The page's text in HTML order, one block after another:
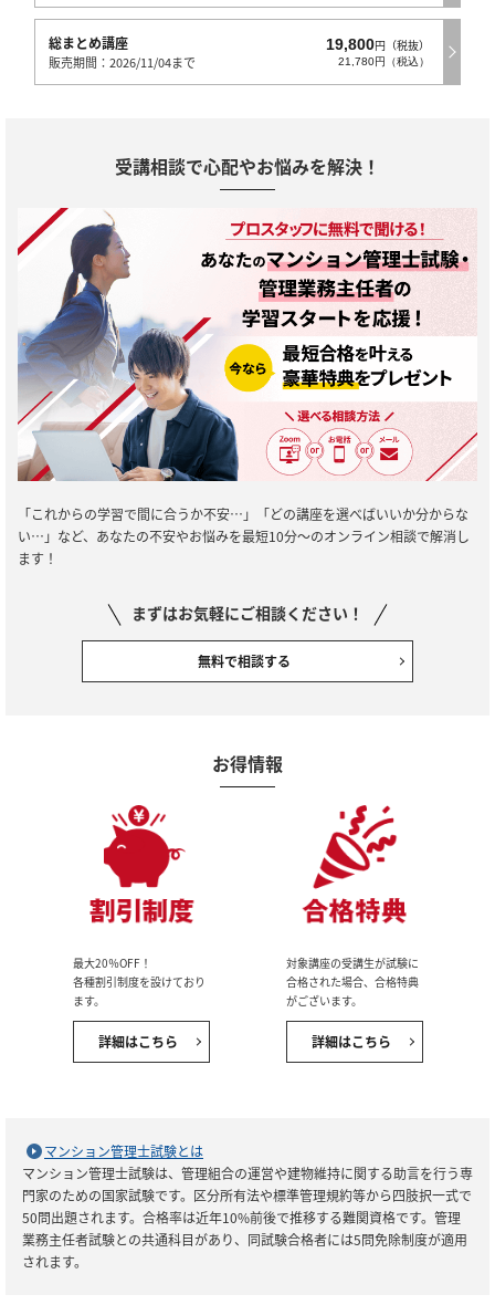
総まとめ講座
販売期間：2026/11/04まで
19,800円（税抜）
21,780円（税込）
受講相談で心配やお悩みを解決！
「これからの学習で間に合うか不安…」「どの講座を選べばいいか分からな
い…」など、あなたの不安やお悩みを最短10分～のオンライン相談で解消し
ます！
まずはお気軽にご相談ください！
無料で相談する
お得情報
最大20％OFF！
各種割引制度を設けており
ます。
詳細はこちら
対象講座の受講生が試験に
合格された場合、合格特典
がございます。
詳細はこちら
マンション管理士試験とは
マンション管理士試験は、管理組合の運営や建物維持に関する助言を行う専
門家のための国家試験です。区分所有法や標準管理規約等から四肢択一式で
50問出題されます。合格率は近年10%前後で推移する難関資格です。管理
業務主任者試験との共通科目があり、同試験合格者には5問免除制度が適用
されます。